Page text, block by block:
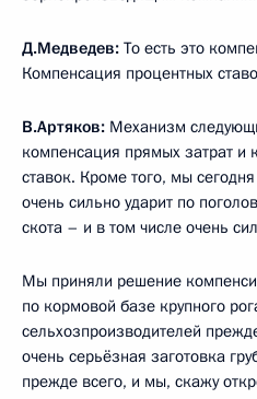
Д.Медведев: То есть это
Компенсация процентных
В.Артяков: Механизм
компенсация прямых затрат и
ставок. Кроме того, мы
очень сильно ударит по
скота – и в том числе очень
Мы приняли решение
по кормовой базе крупного
сельхозпроизводителей
очень серьёзная заготовка
прежде всего, и мы, скажу